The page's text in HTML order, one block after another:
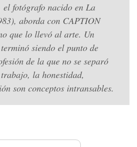
el fotógrafo nacido en La
aborda con CAPTION
que lo llevó al arte. Un
siendo el punto de
de la que no se separó
la honestidad,
son conceptos intransables.